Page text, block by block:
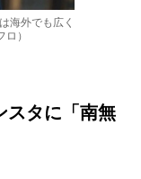
海外でも広く
）
スタに「南無